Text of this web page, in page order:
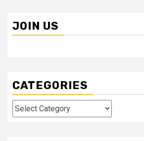
JOIN US
CATEGORIES
Categories